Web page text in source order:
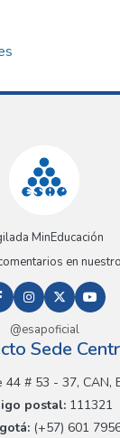
MinEducación
en
@esapoficial
Sede
# 53 - 37, CAN,
postal: 111321
(+57) 601